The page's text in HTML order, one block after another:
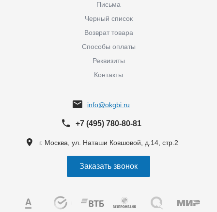
Письма
Черный список
Возврат товара
Способы оплаты
Реквизиты
Контакты
info@okgbi.ru
+7 (495) 780-80-81
г. Москва, ул. Наташи Ковшовой, д.14, стр.2
Заказать звонок